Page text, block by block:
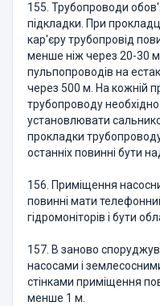
155. Трубопроводи
підкладки. При
кар'єру трубопровід
менше ніж через 20-30 м
пульпопроводів на
через 500 м. На кожній
трубопроводу
установлювати
прокладки
останніх повинні бути
156. Приміщення
повинні мати
гідромоніторів і бути
157. В заново
насосами і
стінками приміщення
менше 1 м.